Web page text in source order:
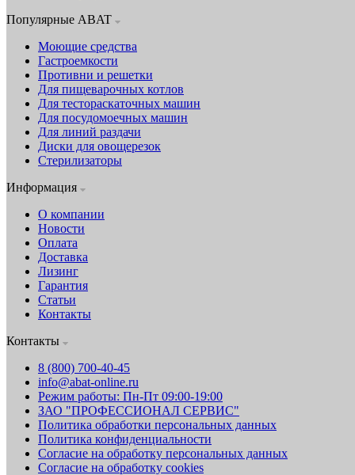
Популярные ABAT
Моющие средства
Гастроемкости
Противни и решетки
Для пищеварочных котлов
Для тестораскаточных машин
Для посудомоечных машин
Для линий раздачи
Диски для овощерезок
Стерилизаторы
Информация
О компании
Новости
Оплата
Доставка
Лизинг
Гарантия
Статьи
Контакты
Контакты
8 (800) 700-40-45
info@abat-online.ru
Режим работы: Пн-Пт 09:00-19:00
ЗАО "ПРОФЕССИОНАЛ СЕРВИС"
Политика обработки персональных данных
Политика конфиденциальности
Согласие на обработку персональных данных
Согласие на обработку cookies